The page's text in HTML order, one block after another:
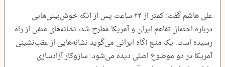
علی هاشم گفت: کمتر از ۲۴ ساعت پس از آنکه خوش‌بینی‌هایی
درباره احتمال تفاهم ایران و آمریکا مطرح شد، نشانه‌های منفی از راه
رسیده است. یک منبع آگاه ایرانی می‌گوید نشانه‌هایی از عقب‌نشینی
آمریکا در دو موضوع اصلی دیده می‌شود: سازوکار آزادسازی